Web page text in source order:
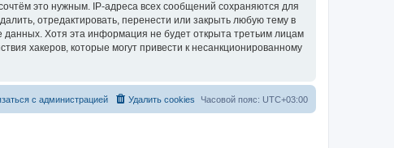
это нужным. IP-адреса всех сообщений сохраняются для
отредактировать, перенести или закрыть любую тему в
Хотя эта информация не будет открыта третьим лицам
хакеров, которые могут привести к несанкционированному
Часовой пояс: UTC+03:00
Удалить cookies
с администрацией